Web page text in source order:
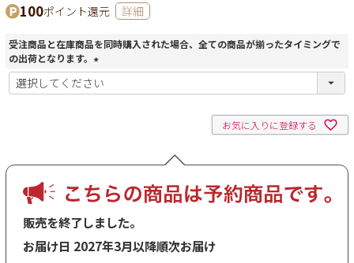
100ポイント還元 詳細
受注商品と在庫商品を同時購入された場合、全ての商品が揃ったタイミングで
の出荷となります。
(
必
お気に入りに登録する
販売を終了しました。
お届け日 2027年3月以降順次お届け